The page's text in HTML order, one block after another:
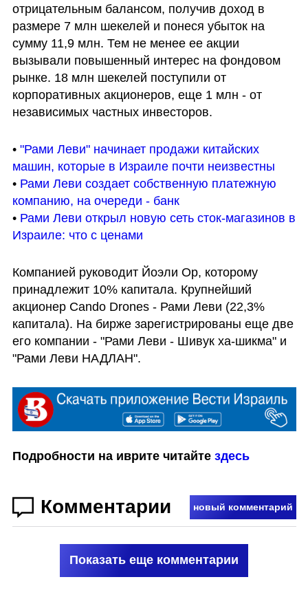
отрицательным балансом, получив доход в
размере 7 млн шекелей и понеся убыток на
сумму 11,9 млн. Тем не менее ее акции
вызывали повышенный интерес на фондовом
рынке. 18 млн шекелей поступили от
корпоративных акционеров, еще 1 млн - от
независимых частных инвесторов.
• "Рами Леви" начинает продажи китайских
машин, которые в Израиле почти неизвестны
• Рами Леви создает собственную платежную
компанию, на очереди - банк
• Рами Леви открыл новую сеть сток-магазинов в
Израиле: что с ценами
Компанией руководит Йоэли Ор, которому
принадлежит 10% капитала. Крупнейший
акционер Cando Drones - Рами Леви (22,3%
капитала). На бирже зарегистрированы еще две
его компании - "Рами Леви - Шивук ха-шикма" и
"Рами Леви НАДЛАН".
Подробности на иврите читайте здесь
Комментарии новый комментарий
Показать еще комментарии